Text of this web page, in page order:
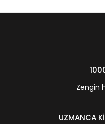
Zengin
UZMANCA